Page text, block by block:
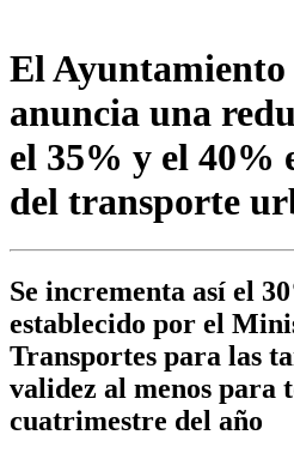
El Ayuntamiento
anuncia una
el 35% y el 40%
del transporte
Se incrementa así el
establecido por el
Transportes para las
validez al menos para
cuatrimestre del año